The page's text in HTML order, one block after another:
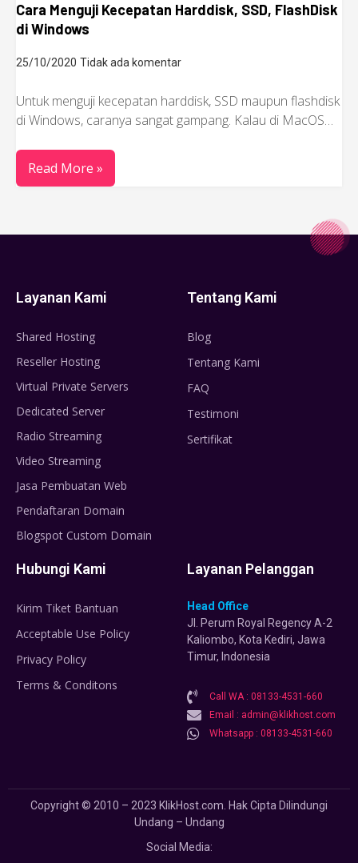
Cara Menguji Kecepatan Harddisk, SSD, FlashDisk
di Windows
25/10/2020 Tidak ada komentar
Untuk menguji kecepatan harddisk, SSD maupun flashdisk
di Windows, caranya sangat gampang. Kalau di MacOS…
Read More »
Layanan Kami
Shared Hosting
Reseller Hosting
Virtual Private Servers
Dedicated Server
Radio Streaming
Video Streaming
Jasa Pembuatan Web
Pendaftaran Domain
Blogspot Custom Domain
Tentang Kami
Blog
Tentang Kami
FAQ
Testimoni
Sertifikat
Hubungi Kami
Kirim Tiket Bantuan
Acceptable Use Policy
Privacy Policy
Terms & Conditons
Layanan Pelanggan
Head Office
Jl. Perum Royal Regency A-2
Kaliombo, Kota Kediri, Jawa
Timur, Indonesia
Call WA : 08133-4531-660
Email : admin@klikhost.com
Whatsapp : 08133-4531-660
Copyright © 2010 – 2023 KlikHost.com. Hak Cipta Dilindungi
Undang – Undang
Social Media: